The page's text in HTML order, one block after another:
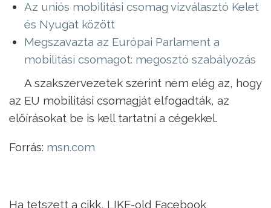
Az uniós mobilitási csomag vízválasztó Kelet
és Nyugat között
Megszavazta az Európai Parlament a
mobilitási csomagot: megosztó szabályozás
A szakszervezetek szerint nem elég az, hogy
az EU mobilitási csomagját elfogadták, az
előírásokat be is kell tartatni a cégekkel.
Forrás: msn.com
Ha tetszett a cikk, LIKE-old Facebook